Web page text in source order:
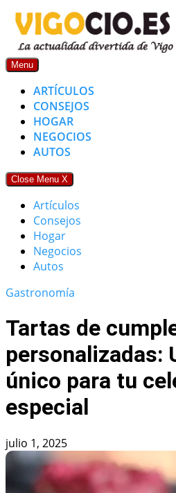
Skip
content
Menu
ARTÍCULOS
CONSEJOS
HOGAR
NEGOCIOS
AUTOS
Close Menu X
Artículos
Consejos
Hogar
Negocios
Autos
Gastronomía
Tartas de
personalizadas:
único para tu
especial
julio 1, 2025